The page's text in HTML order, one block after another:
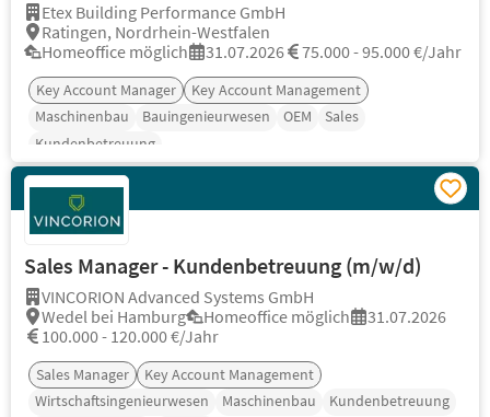
Etex Building Performance GmbH
Ratingen, Nordrhein-Westfalen
Homeoffice möglich
31.07.2026 75.000 - 95.000 €/Jahr
Key Account Manager
Key Account Management
Maschinenbau
Bauingenieurwesen OEM
Sales
Kundenbetreuung
Sales Manager - Kundenbetreuung (m/w/d)
VINCORION Advanced Systems GmbH
Wedel bei Hamburg
Homeoffice möglich
31.07.2026
100.000 - 120.000 €/Jahr
Sales Manager
Key Account Management
Wirtschaftsingenieurwesen
Maschinenbau
Kundenbetreuung